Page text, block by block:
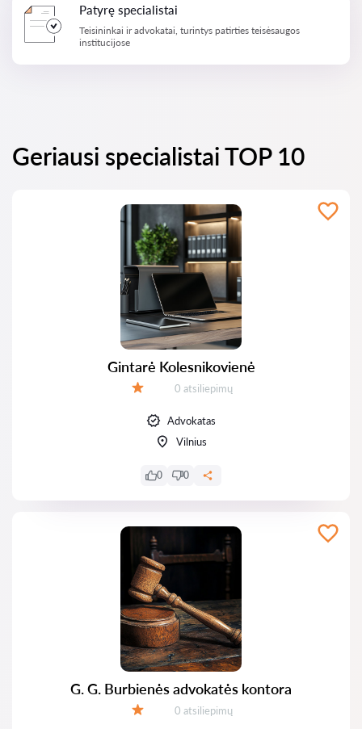
Patyrę specialistai
Teisininkai ir advokatai, turintys patirties teisėsaugos
institucijose
Geriausi specialistai TOP 10
Gintarė Kolesnikovienė
Atsiliepimų:
0 atsiliepimų
Advokatas
Vilnius
0 0
G. G. Burbienės advokatės kontora
Atsiliepimų:
0 atsiliepimų